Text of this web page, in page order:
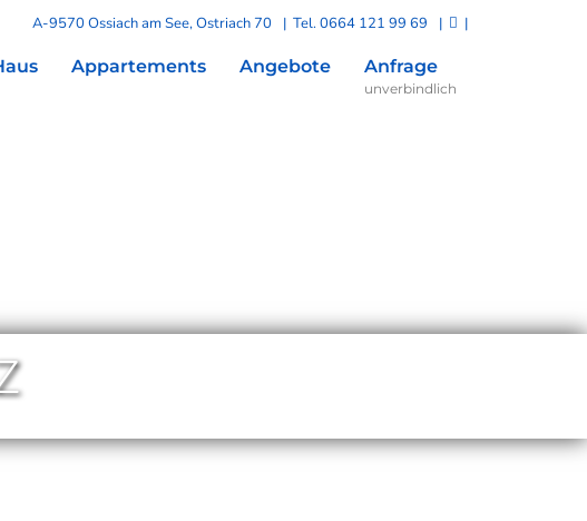
A-9570 Ossiach am See, Ostriach 70 | Tel.0664 121 99 69 | |
Appartements Angebote Anfrage
unverbindlich